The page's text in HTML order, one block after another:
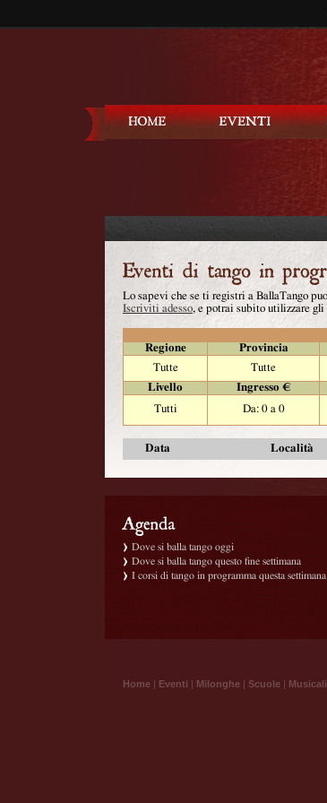
Lo sapevi che se ti registri a BallaTango
Iscriviti adesso, e potrai subito utilizzare
Regione
Provincia
Tutte
Tutte
Livello
Ingresso €
Tutti
Da: 0 a 0
Data Località
Dove si balla tango oggi
Dove si balla tango questo fine settimana
I corsi di tango in programma questa settimana
Home | Eventi | Milonghe | Scuole |